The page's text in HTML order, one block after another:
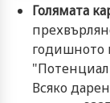
Голямата
годишното
Всяко